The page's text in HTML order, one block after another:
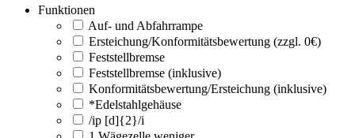
Funktionen
Auf- und Abfahrrampe
Ersteichung/Konformitätsbewertung (zzgl. 0€)
Feststellbremse
Feststellbremse (inklusive)
Konformitätsbewertung/Ersteichung (inklusive)
*Edelstahlgehäuse
/ip [d]{2}/i